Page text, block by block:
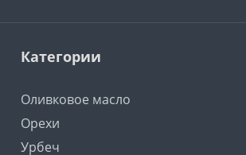
Категории
Оливковое масло
Орехи
Урбеч